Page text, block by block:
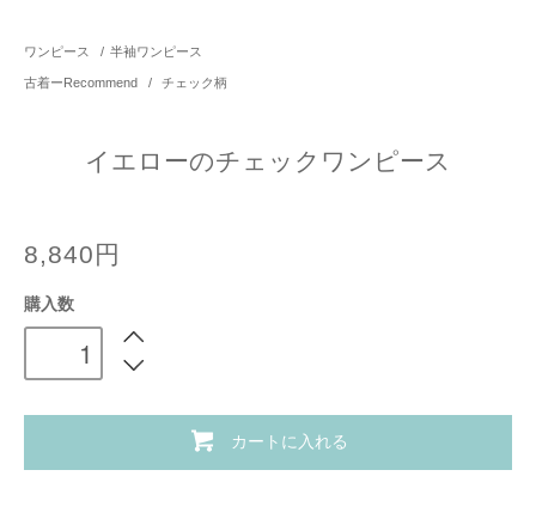
ワンピース / 半袖ワンピース
古着ーRecommend / チェック柄
イエローのチェックワンピース
8,840円
購入数
カートに入れる